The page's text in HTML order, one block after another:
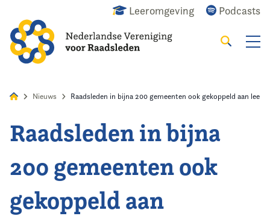
Leeromgeving Podcasts
Zoeken
Home
Agenda
Nieuws
Nieuws Raadsleden in bijna 200 gemeenten ook gekoppeld aan
Raadsleden in bijna
200 gemeenten ook
gekoppeld aan